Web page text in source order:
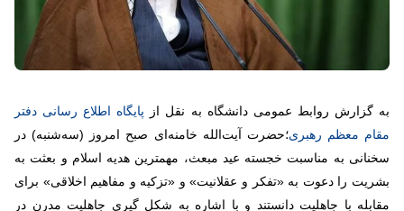
به گزارش روابط عمومی دانشگاه به نقل از پایگاه اطلاع رسانی دفتر
مقام معظم رهبری؛حضرت آیت‌الله خامنه‌ای صبح امروز (سه‌شنبه) در
سخنانی به مناسبت خجسته عید مبعث، مهمترین هدیه اسلام و بعثت به
بشریت را دعوت به «تفکر و عقلانیت» و «تزکیه و مفاهیم اخلاقی» برای
مقابله با جاهلیت دانستند و با اشاره به شکل گیری جاهلیت مدرن در